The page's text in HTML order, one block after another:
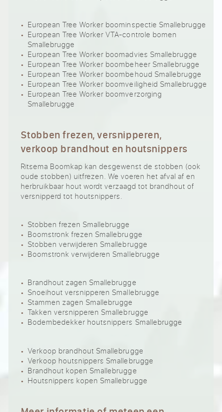
European Tree Worker boominspectie Smallebrugge
European Tree Worker VTA-controle bomen
Smallebrugge
European Tree Worker boomadvies Smallebrugge
European Tree Worker boombeheer Smallebrugge
European Tree Worker boombehoud Smallebrugge
European Tree Worker boomveiligheid Smallebrugge
European Tree Worker boomverzorging
Smallebrugge
Stobben frezen, versnipperen,
verkoop brandhout en houtsnippers
Ritsema Boomkap kan desgewenst de stobben (ook
oude stobben) uitfrezen. We voeren het afval af en
herbruikbaar hout wordt verzaagd tot brandhout of
versnipperd tot houtsnippers.
Stobben frezen Smallebrugge
Boomstronk frezen Smallebrugge
Stobben verwijderen Smallebrugge
Boomstronk verwijderen Smallebrugge
Brandhout zagen Smallebrugge
Snoeihout versnipperen Smallebrugge
Stammen zagen Smallebrugge
Takken versnipperen Smallebrugge
Bodembedekker houtsnippers Smallebrugge
Verkoop brandhout Smallebrugge
Verkoop houtsnippers Smallebrugge
Brandhout kopen Smallebrugge
Houtsnippers kopen Smallebrugge